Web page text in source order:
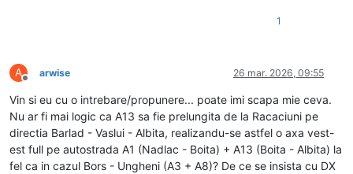
1
A
Deconectat
arwise 26 mar. 2026, 09:55
Vin si eu cu o intrebare/propunere... poate imi scapa mie ceva.
Nu ar fi mai logic ca A13 sa fie prelungita de la Racaciuni pe
directia Barlad - Vaslui - Albita, realizandu-se astfel o axa vest-
est full pe autostrada A1 (Nadlac - Boita) + A13 (Boita - Albita) la
fel ca in cazul Bors - Ungheni (A3 + A8)? De ce se insista cu DX